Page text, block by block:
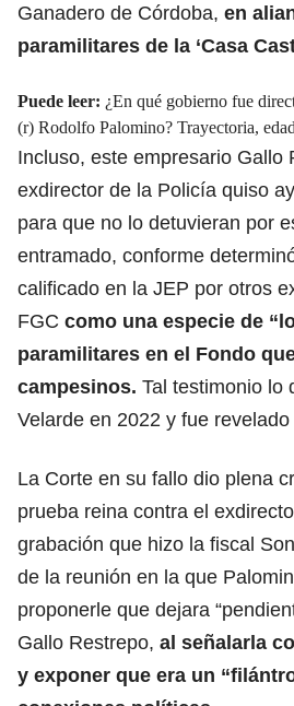
Ganadero de Córdoba, en
paramilitares de la ‘Casa
Puede leer: ¿En qué gobierno fue
(r) Rodolfo Palomino? Trayectoria,
Incluso, este empresario Gallo
exdirector de la Policía quiso
para que no lo detuvieran por
entramado, conforme
calificado en la JEP por otros
FGC como una especie de
paramilitares en el Fondo
campesinos. Tal testimonio lo
Velarde en 2022 y fue revelado
La Corte en su fallo dio plena
prueba reina contra el
grabación que hizo la fiscal
de la reunión en la que
proponerle que dejara
Gallo Restrepo, al señalarla
y exponer que era un